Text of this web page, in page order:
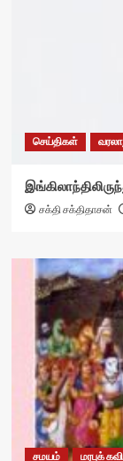
செய்திகள்
சக்தி சக்திதாசன்
சமயம் மரபுக்